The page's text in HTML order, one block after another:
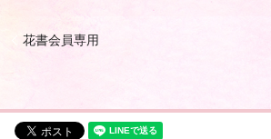
花書会員専用